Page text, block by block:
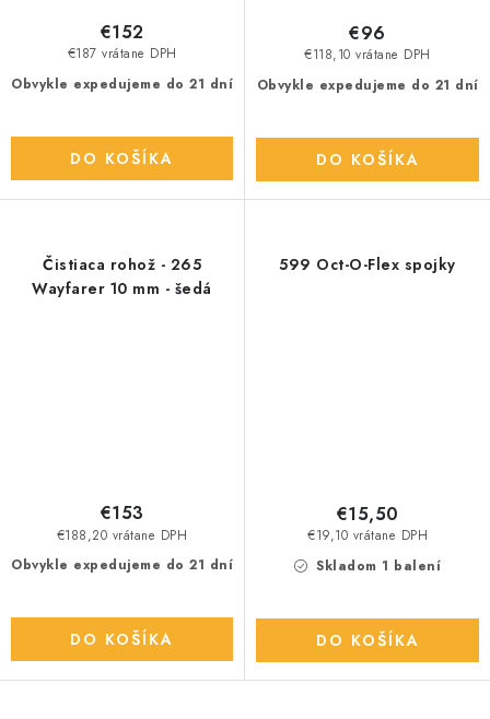
Obvykle expedujeme do 21 dní
€187 vrátane DPH
€152
DO KOŠÍKA
Obvykle expedujeme do 21 dní
€118,10 vrátane DPH
€96
DO KOŠÍKA
Čistiaca rohož - 265
Wayfarer 10 mm - šedá
Obvykle expedujeme do 21 dní
€188,20 vrátane DPH
€153
DO KOŠÍKA
599 Oct-O-Flex spojky
Skladom 1 balení
€19,10 vrátane DPH
€15,50
DO KOŠÍKA